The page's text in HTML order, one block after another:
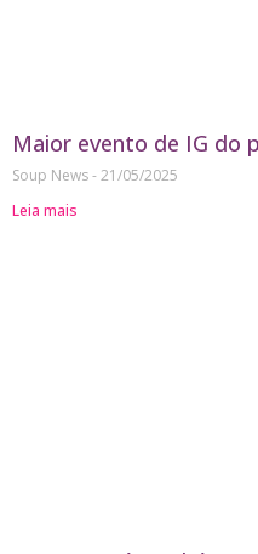
Maior evento de IG do
Soup News 21/05/2025
Leia mais